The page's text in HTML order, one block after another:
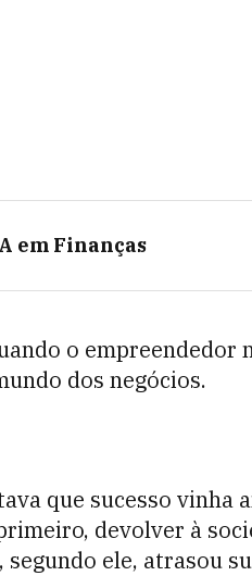
em Finanças
o
dos negócios.
que sucesso vinha
devolver à
ele, atrasou